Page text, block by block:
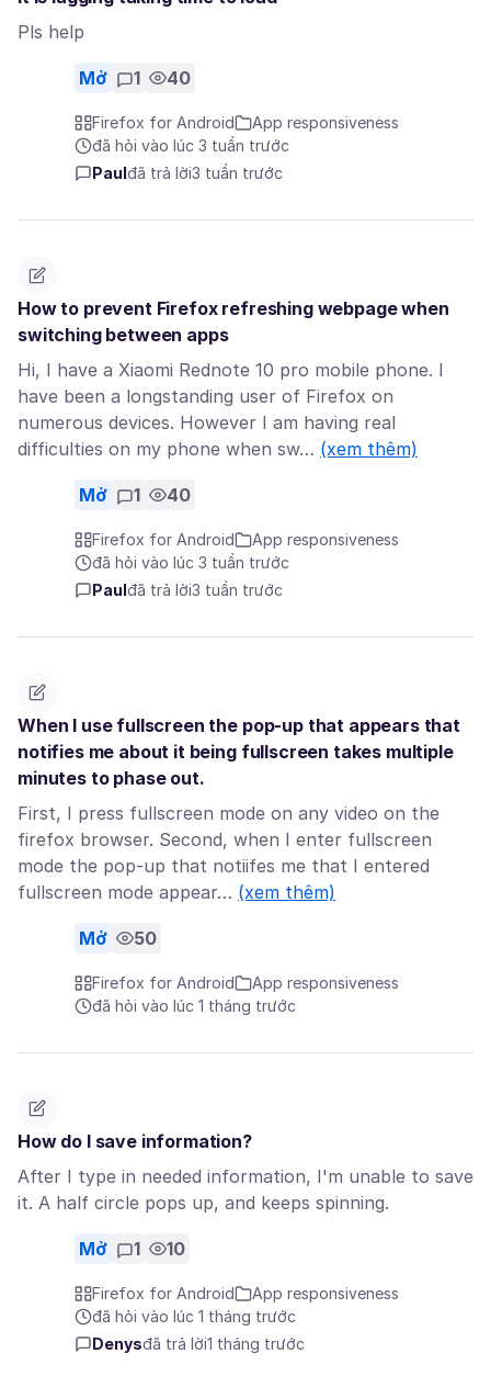
Pls help
Mở 1 40
Firefox for Android
App responsiveness
đã hỏi vào lúc 3 tuần trước
Paul đã trả lời3 tuần trước
How to prevent Firefox refreshing webpage when
switching between apps
Hi, I have a Xiaomi Rednote 10 pro mobile phone. I
have been a longstanding user of Firefox on
numerous devices. However I am having real
difficulties on my phone when sw… (xem thêm)
Mở 1 40
Firefox for Android
App responsiveness
đã hỏi vào lúc 3 tuần trước
Paul đã trả lời3 tuần trước
When I use fullscreen the pop-up that appears that
notifies me about it being fullscreen takes multiple
minutes to phase out.
First, I press fullscreen mode on any video on the
firefox browser. Second, when I enter fullscreen
mode the pop-up that notiifes me that I entered
fullscreen mode appear… (xem thêm)
Mở 50
Firefox for Android
App responsiveness
đã hỏi vào lúc 1 tháng trước
How do I save information?
After I type in needed information, I'm unable to save
it. A half circle pops up, and keeps spinning.
Mở 1 10
Firefox for Android
App responsiveness
đã hỏi vào lúc 1 tháng trước
Denysđã trả lời1 tháng trước